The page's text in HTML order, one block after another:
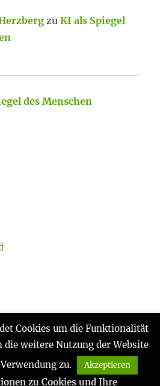
zuKI als Spiegel
des Menschen
Stolz
Cookies um die Funktionalität
weitere Nutzung der Website
zu.
Akzeptieren
zu Cookies und Ihre